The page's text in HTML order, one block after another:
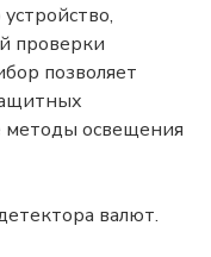
проверки
позволяет
методы освещения
валют.